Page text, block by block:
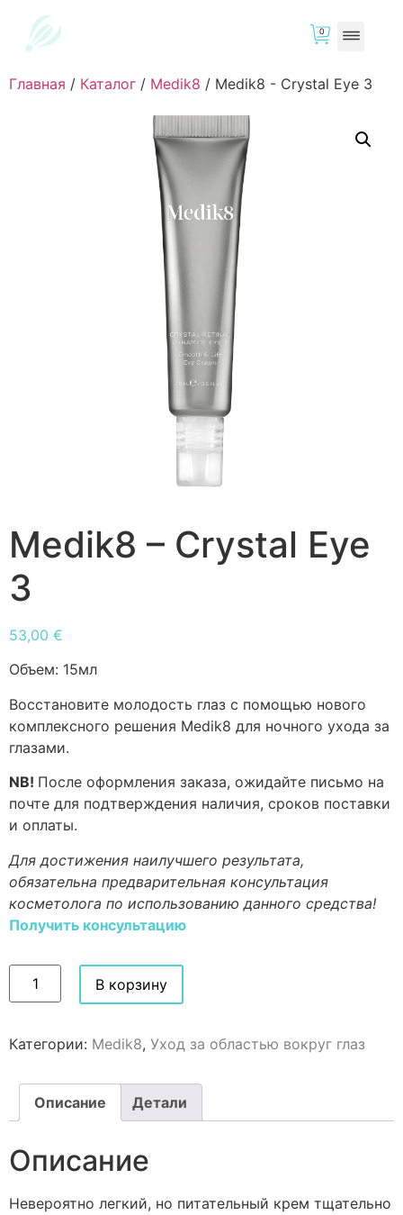
0
Главная / Каталог / Medik8 / Medik8 - Crystal Eye 3
Medik8 – Crystal Eye
3
53,00 €
Объем: 15мл
Восстановите молодость глаз с помощью нового
комплексного решения Medik8 для ночного ухода за
глазами.
NB! После оформления заказа, ожидайте письмо на
почте для подтверждения наличия, сроков поставки
и оплаты.
Для достижения наилучшего результата,
обязательна предварительная консультация
косметолога по использованию данного средства!
Получить консультацию
В корзину
Категории: Medik8, Уход за областью вокруг глаз
Описание Детали
Описание
Невероятно легкий, но питательный крем тщательно